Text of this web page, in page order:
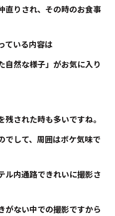
直りされ、その時のお食事
ている内容は
自然な様子」がお気に入り
された時も多いですね。
でして、周囲はボケ気味で
ル内通路できれいに撮影さ
がない中での撮影ですから